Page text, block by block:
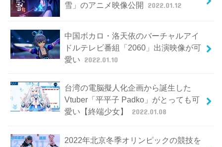
雪」のアニメ映像公開 2022.01.12
中国ボカロ・洛天依のバーチャルアイ
ドルテレビ番組「2060」出演映像が可
愛い 2022.01.10
台湾の電脳擬人化企画から誕生した
Vtuber「平平子 Padko」がとっても可
愛い【終端少女】
2022.01.08
2022年北京冬季オリンピックの競技を